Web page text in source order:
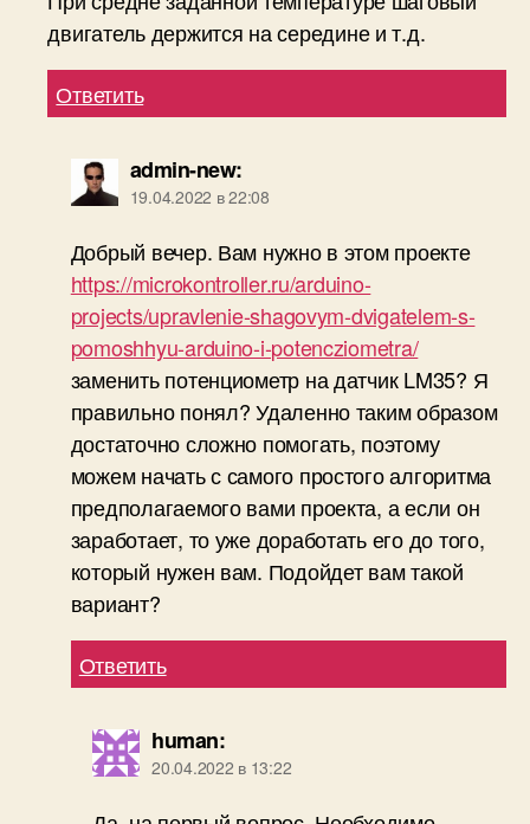
двигатель держится на середине и т.д.
Ответить
admin-new:
19.04.2022 в 22:08
Добрый вечер. Вам нужно в этом проекте
https://microkontroller.ru/arduino-
projects/upravlenie-shagovym-dvigatelem-s-
pomoshhyu-arduino-i-potencziometra/
заменить потенциометр на датчик LM35? Я
правильно понял? Удаленно таким образом
достаточно сложно помогать, поэтому
можем начать с самого простого алгоритма
предполагаемого вами проекта, а если он
заработает, то уже доработать его до того,
который нужен вам. Подойдет вам такой
вариант?
Ответить
human:
20.04.2022 в 13:22